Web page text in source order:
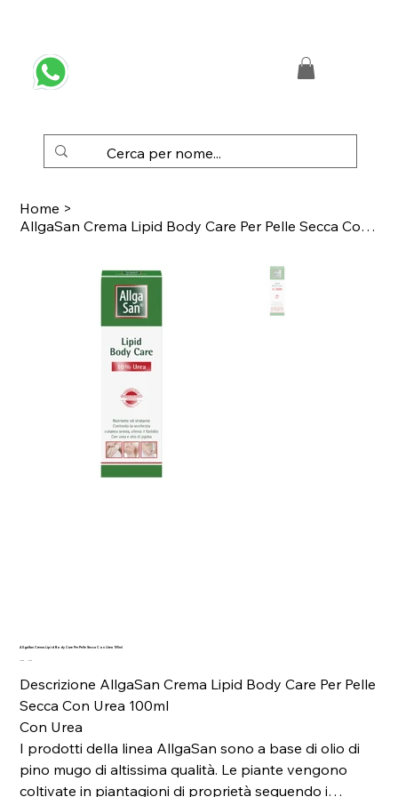
Home >
AllgaSan Crema Lipid Body Care Per Pelle Secca Con Urea 100ml
AllgaSan Crema Lipid Body Care Per Pelle Secca Con Urea 100ml
Prezzo
Prezzo
Descrizione AllgaSan Crema Lipid Body Care Per Pelle
Secca Con Urea 100ml
Con Urea
I prodotti della linea AllgaSan sono a base di olio di
pino mugo di altissima qualità. Le piante vengono
coltivate in piantagioni di proprietà seguendo i